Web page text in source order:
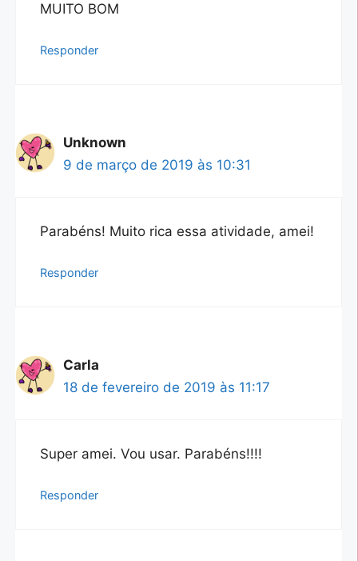
MUITO BOM
Responder
Unknown
9 de março de 2019 às 10:31
Parabéns! Muito rica essa atividade, amei!
Responder
Carla
18 de fevereiro de 2019 às 11:17
Super amei. Vou usar. Parabéns!!!!
Responder